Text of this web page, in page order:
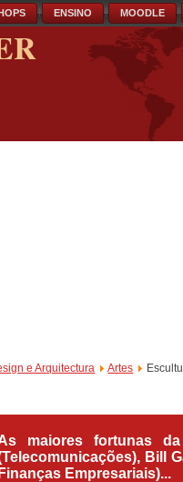
ENSINO MOODLE
e Arquitectura Artes
maiores fortunas da
Bill
Finanças Empresariais)...